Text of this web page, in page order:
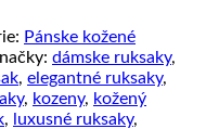
Pánske kožené
dámske ruksaky,
, elegantné ruksaky,
, kozeny, kožený
, luxusné ruksaky,